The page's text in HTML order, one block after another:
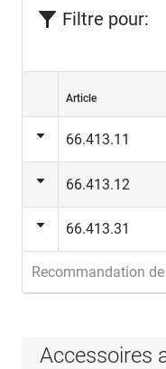
Filtre pour:
Article
66.413.11
66.413.12
66.413.31
Recommandation
Accessoires